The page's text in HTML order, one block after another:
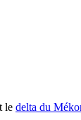
le delta du